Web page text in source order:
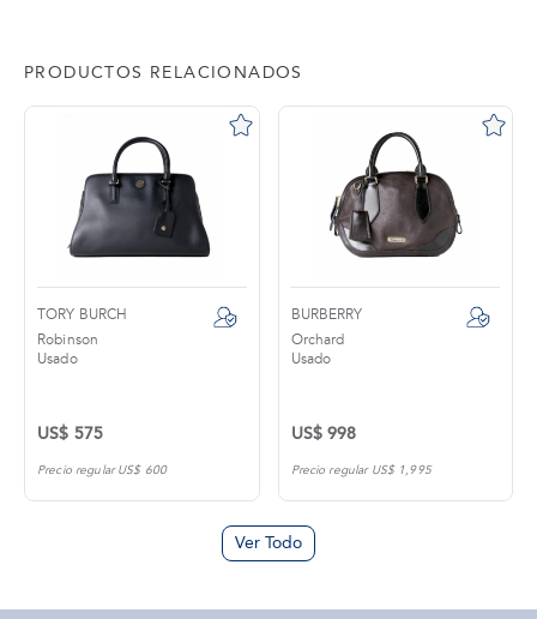
PRODUCTOS RELACIONADOS
TORY BURCH
Robinson
Usado
US$ 575
Precio regular US$ 600
BURBERRY
Orchard
Usado
US$ 998
Precio regular US$ 1,995
Ver Todo